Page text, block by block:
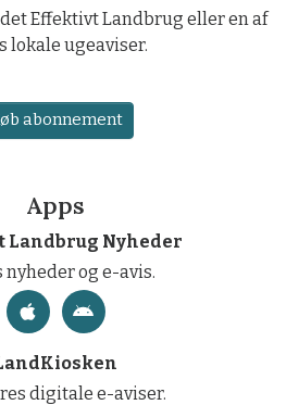
Effektivt Landbrug eller en af
lokale ugeaviser.
abonnement
Apps
Landbrug Nyheder
nyheder og e-avis.
digitale e-aviser.